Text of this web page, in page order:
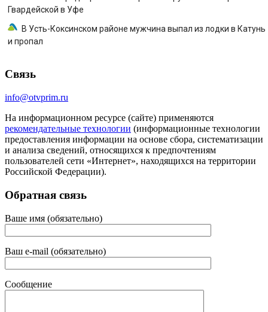
Гвардейской в Уфе
В Усть-Коксинском районе мужчина выпал из лодки в Катунь
и пропал
Связь
info@otvprim.ru
На информационном ресурсе (сайте) применяются
рекомендательные технологии (информационные технологии
предоставления информации на основе сбора, систематизации
и анализа сведений, относящихся к предпочтениям
пользователей сети «Интернет», находящихся на территории
Российской Федерации).
Обратная связь
Ваше имя (обязательно)
Ваш e-mail (обязательно)
Сообщение